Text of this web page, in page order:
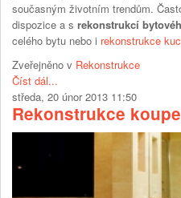
současným životním trendům.
dispozice a s rekonstrukcí
celého bytu nebo i rekonstrukce
Zveřejněno v Rekonstrukce
Číst dál...
středa, 20 únor 2013 11:50
Rekonstrukce